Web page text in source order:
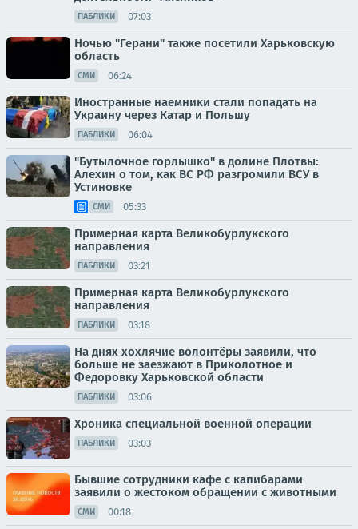
ПАБЛИКИ 07:03
Ночью "Герани" также посетили Харьковскую
область
СМИ 06:24
Иностранные наемники стали попадать на
Украину через Катар и Польшу
ПАБЛИКИ 06:04
"Бутылочное горлышко" в долине Плотвы:
Алехин о том, как ВС РФ разгромили ВСУ в
Устиновке
СМИ 05:33
Примерная карта Великобурлукского
направления
ПАБЛИКИ 03:21
Примерная карта Великобурлукского
направления
ПАБЛИКИ 03:18
На днях хохлячие волонтёры заявили, что
больше не заезжают в Приколотное и
Федоровку Харьковской области
ПАБЛИКИ 03:06
Хроника специальной военной операции
ПАБЛИКИ 03:03
Бывшие сотрудники кафе с капибарами
заявили о жестоком обращении с животными
СМИ 00:18